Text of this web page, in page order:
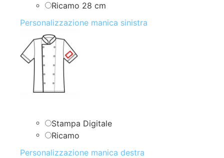
Ricamo 28 cm
Personalizzazione manica sinistra
Stampa Digitale
Ricamo
Personalizzazione manica destra